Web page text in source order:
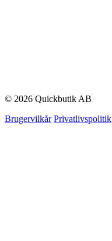
© 2026 Quickbutik AB
Brugervilkår Privatlivspolitik